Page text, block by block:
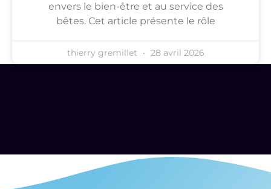
envers le bien-être et au service des
bêtes. Cet article présente le rôle
thierry gremillet 28 avril 2026